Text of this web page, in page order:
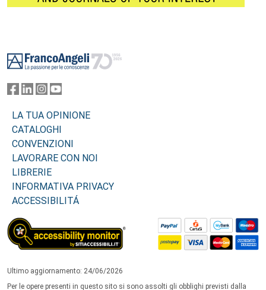
LA TUA OPINIONE
CATALOGHI
CONVENZIONI
LAVORARE CON NOI
LIBRERIE
INFORMATIVA PRIVACY
ACCESSIBILITÁ
Ultimo aggiornamento: 24/06/2026
Per le opere presenti in questo sito si sono assolti gli obblighi previsti dalla